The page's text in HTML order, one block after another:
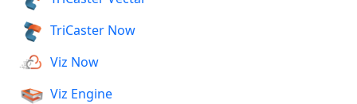
TriCaster Now
Viz Now
Viz Engine